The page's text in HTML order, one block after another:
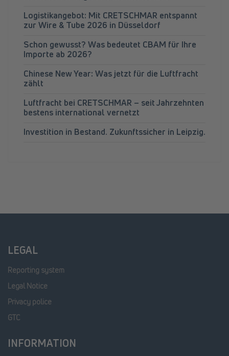
Logistikangebot: Mit CRETSCHMAR entspannt
zur Wire & Tube 2026 in Düsseldorf
Schon gewusst? Was bedeutet CBAM für Ihre
Importe ab 2026?
Chinese New Year: Was jetzt für die Luftfracht
zählt
Luftfracht bei CRETSCHMAR – seit Jahrzehnten
bestens international vernetzt
Investition in Bestand. Zukunftssicher in Leipzig.
LEGAL
Reporting system
Legal Notice
Privacy police
GTC
INFORMATION